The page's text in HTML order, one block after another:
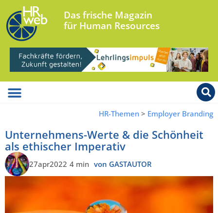
Das frische Magazin
für Human Resources
HR-Themen > Employer Branding
Unternehmens-Werte & die Schönheit
als ethischer Imperativ
27apr2022 4 min von GASTAUTOR